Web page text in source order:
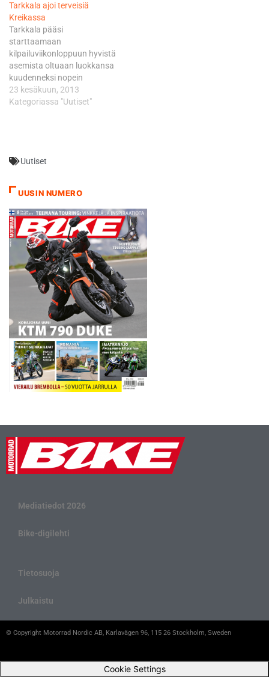
mutta siitä puuttuu
kokonaan viimeinen yritys ja
puristus. - Kun yritän
enemmän, ajo menee vain
huonompaan suuntaan,
sitten taas rennosti…
Tarkkala ajoi terveisiä
Kreikassa
Tarkkala pääsi
starttaamaan
kilpailuviikonloppuun hyvistä
asemista oltuaan luokkansa
kuudenneksi nopein
perjantai-illan supertestillä. -
Yleensä supertesti menee
kärkeen lauantaina. Päivä
kuudennen sijan
tuntumassa. Valitettavasti
muut olivat tasaisempia
kaikilla kolmella
erikoiskokeella, kun minulla
taas oli ongelmia…
23 kesäkuun, 2013
Kategoriassa "Uutiset"
Uutiset
UUSIN NUMERO
Mediatiedot 2026
Bike-digilehti
Tietosuoja
Julkaistu
© Copyright Motorrad Nordic AB, Karlavägen 96, 115 26 Stockholm, Sweden
Cookie Settings